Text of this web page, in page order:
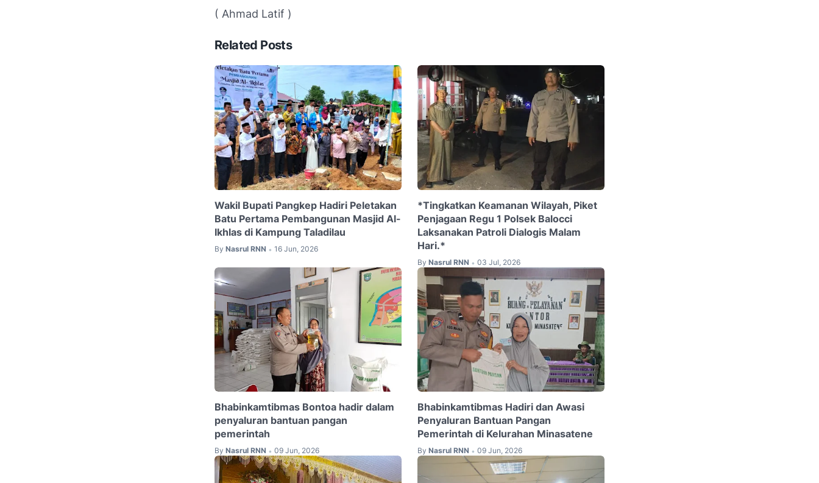
( Ahmad Latif )
Related Posts
Wakil Bupati Pangkep Hadiri Peletakan
Batu Pertama Pembangunan Masjid Al-
Ikhlas di Kampung Taladilau
By Nasrul RNN • 16 Jun, 2026
*Tingkatkan Keamanan Wilayah, Piket
Penjagaan Regu 1 Polsek Balocci
Laksanakan Patroli Dialogis Malam
Hari.*
By Nasrul RNN • 03 Jul, 2026
Bhabinkamtibmas Bontoa hadir dalam
penyaluran bantuan pangan
pemerintah
By Nasrul RNN • 09 Jun, 2026
Bhabinkamtibmas Hadiri dan Awasi
Penyaluran Bantuan Pangan
Pemerintah di Kelurahan Minasatene
By Nasrul RNN • 09 Jun, 2026